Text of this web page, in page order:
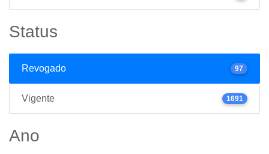
Status
Revogado 97
Vigente 1691
Ano